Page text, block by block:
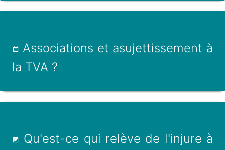
Associations et asujettissement à
la TVA ?
Qu'est-ce qui relève de l'injure à